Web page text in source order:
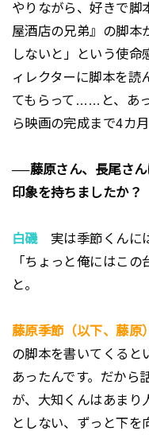
やりながら、好きで脚
屋酒店の兄弟』の脚本
しないと」という使
ィレクターに脚本を読
てもらって……と、あ
ら映画の完成まで4カ
──藤原さん、長尾さ
印象を持ちましたか？
白磯実は季節くんには
「ちょっと俺にはこの
と。
藤原季節（以下、藤原）
の脚本を書いてくると
あったんです。だから
が、大知くんはあまり
としない、ずっと下を